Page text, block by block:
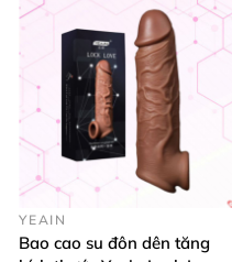
YEAIN
Bao cao su đôn dên tăng